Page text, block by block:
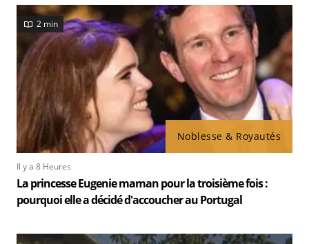
Noblesse & Royautés
2 min
Il y a 8 Heures
La princesse Eugenie maman pour la troisième fois :
pourquoi elle a décidé d'accoucher au Portugal